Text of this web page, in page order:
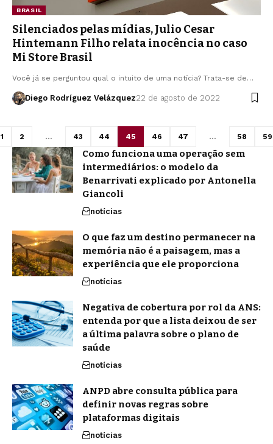
BRASIL
Silenciados pelas mídias, Julio Cesar
Hintemann Filho relata inocência no caso
Mi Store Brasil
Você já se perguntou qual o intuito de uma notícia? Trata-se de…
Diego Rodríguez Velázquez22 de agosto de 2022
1 2 … 43 44 45 46 47 … 58 59
Como funciona uma operação sem
intermediários: o modelo da
Benarrivati explicado por Antonella
Giancoli
notícias
O que faz um destino permanecer na
memória não é a paisagem, mas a
experiência que ele proporciona
notícias
Negativa de cobertura por rol da ANS:
entenda por que a lista deixou de ser
a última palavra sobre o plano de
saúde
notícias
ANPD abre consulta pública para
definir novas regras sobre
plataformas digitais
notícias